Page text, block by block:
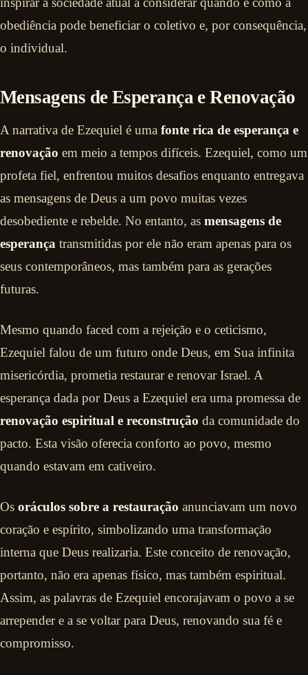
obediência pode beneficiar o coletivo e, por consequência,
o individual.
Mensagens de Esperança e Renovação
A narrativa de Ezequiel é uma fonte rica de esperança e
renovação em meio a tempos difíceis. Ezequiel, como um
profeta fiel, enfrentou muitos desafios enquanto entregava
as mensagens de Deus a um povo muitas vezes
desobediente e rebelde. No entanto, as mensagens de
esperança transmitidas por ele não eram apenas para os
seus contemporâneos, mas também para as gerações
futuras.
Mesmo quando faced com a rejeição e o ceticismo,
Ezequiel falou de um futuro onde Deus, em Sua infinita
misericórdia, prometia restaurar e renovar Israel. A
esperança dada por Deus a Ezequiel era uma promessa de
renovação espiritual e reconstrução da comunidade do
pacto. Esta visão oferecia conforto ao povo, mesmo
quando estavam em cativeiro.
Os oráculos sobre a restauração anunciavam um novo
coração e espírito, simbolizando uma transformação
interna que Deus realizaria. Este conceito de renovação,
portanto, não era apenas físico, mas também espiritual.
Assim, as palavras de Ezequiel encorajavam o povo a se
arrepender e a se voltar para Deus, renovando sua fé e
compromisso.